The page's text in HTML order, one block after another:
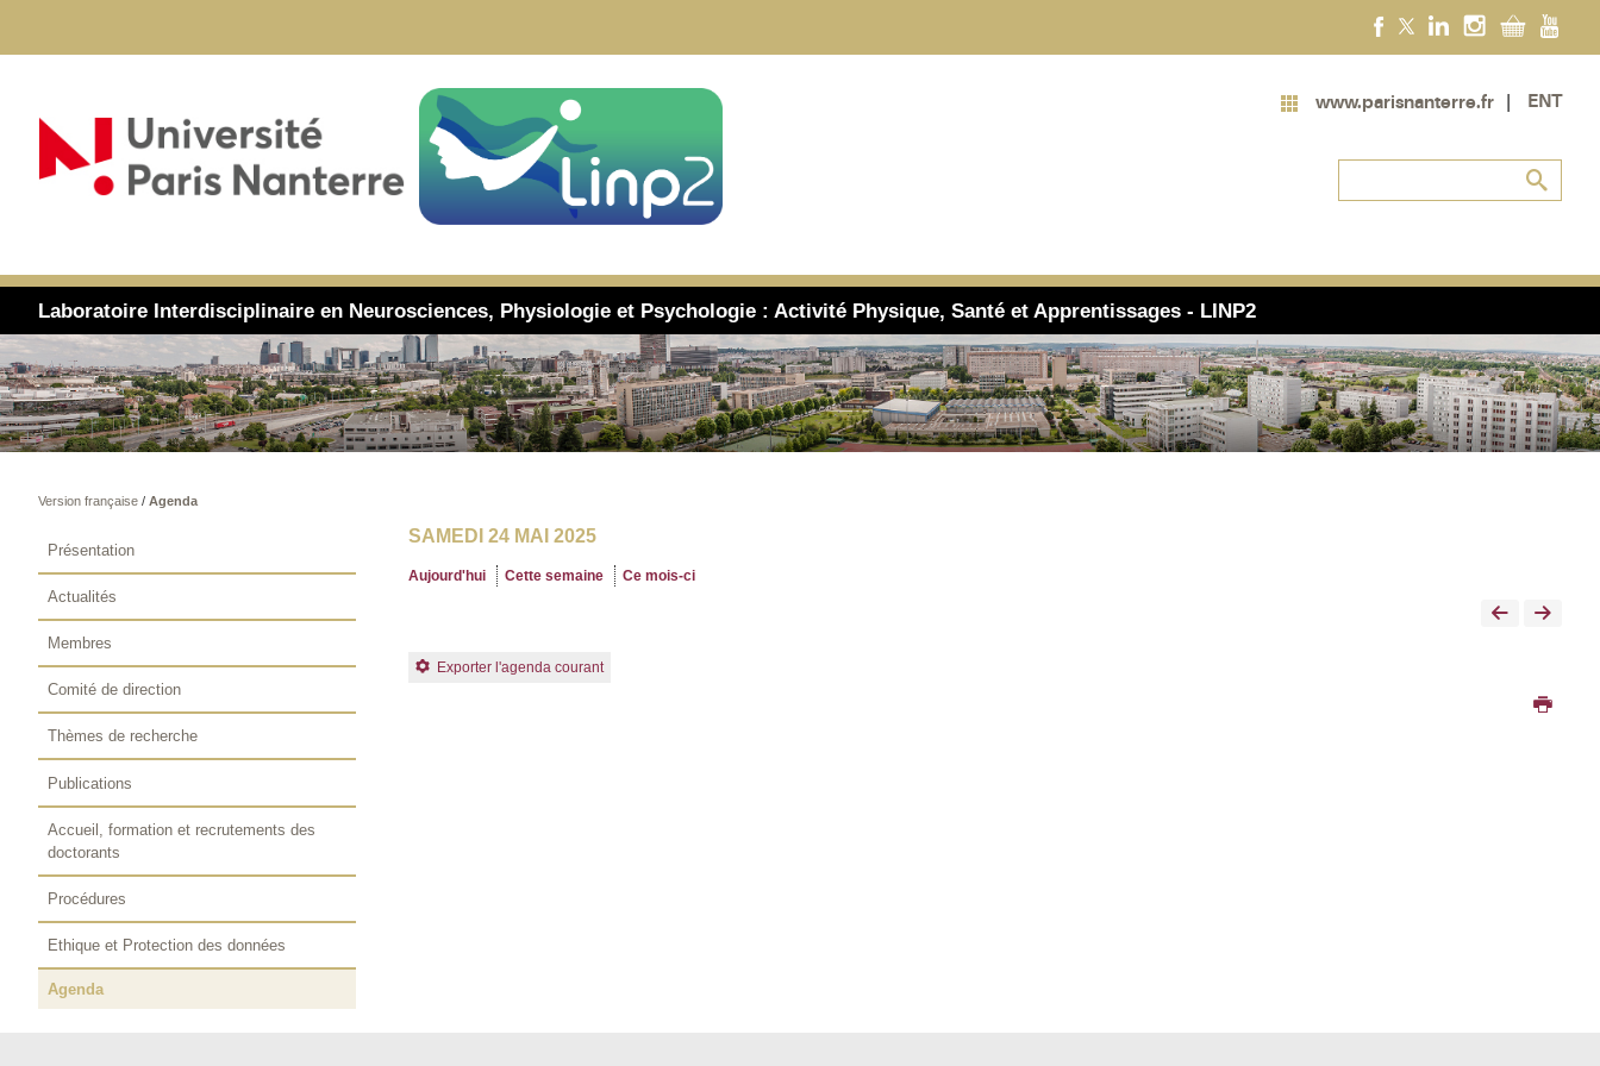
www.parisnanterre.fr ENT
Laboratoire Interdisciplinaire en Neurosciences, Physiologie et Psychologie : Activité Physique, Santé et Apprentissages - LINP2
Version française/ Agenda
SAMEDI 24 MAI 2025
Aujourd'hui Cette semaine Ce mois-ci
Exporter l'agenda courant
Présentation
Actualités
Membres
Comité de direction
Thèmes de recherche
Publications
Accueil, formation et recrutements des
doctorants
Procédures
Ethique et Protection des données
Agenda